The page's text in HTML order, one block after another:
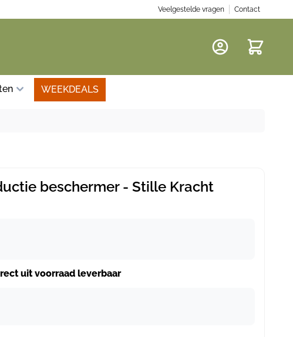
Veelgestelde vragen Contact
WEEKDEALS
beschermer - Stille Kracht
uit voorraad leverbaar